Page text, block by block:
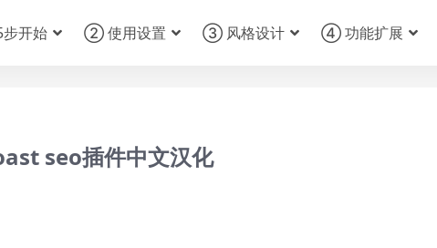
开始 ② 使用设置 ③ 风格设计 ④ 功能扩展
seo插件中文汉化